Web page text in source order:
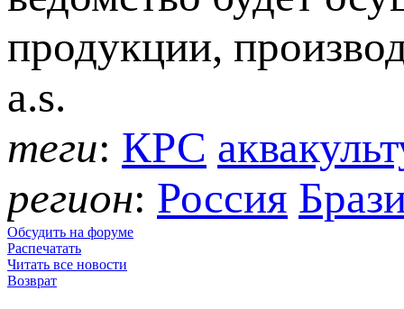
продукции,
a.s.
теги: КРС
регион: Россия
Обсудить на форуме
Распечатать
Читать все новости
Возврат